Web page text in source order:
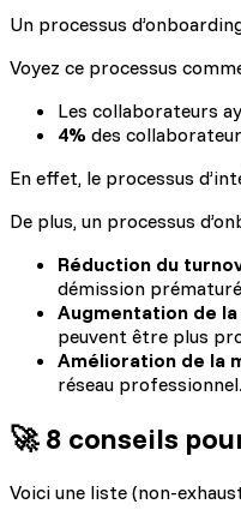
Un processus
Voyez ce processus
Les collaborateurs
4% des
En effet, le processus
De plus, un processus
Réduction du
démission
Augmentation de
peuvent être plus
Amélioration de la
réseau
🚀 8 conseils
Voici une liste (non-